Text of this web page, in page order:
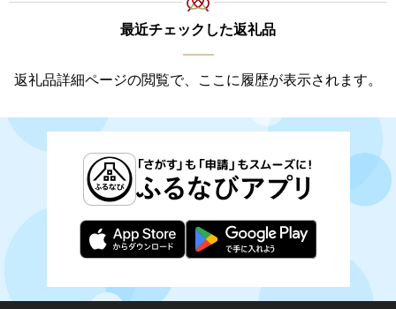
最近チェックした返礼品
返礼品詳細ページの閲覧で、ここに履歴が表示されます。